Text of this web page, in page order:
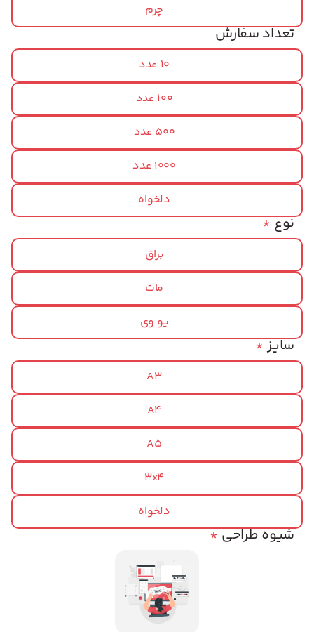
چرم
تعداد سفارش
10 عدد
100 عدد
500 عدد
1000 عدد
دلخواه
*نوع
براق
مات
یو وی
*سایز
A3
A4
A5
3x4
دلخواه
*شیوه طراحی